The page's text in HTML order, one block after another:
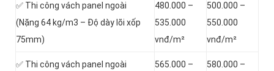
✅ Thi công vách panel ngoài
(Nặng 64 kg/m3 – Độ dày lõi xốp
75mm)
480.000 –
535.000
vnđ/m²
500.000 –
550.000
vnđ/m²
✅ Thi công vách panel ngoài
565.000 –
580.000 –